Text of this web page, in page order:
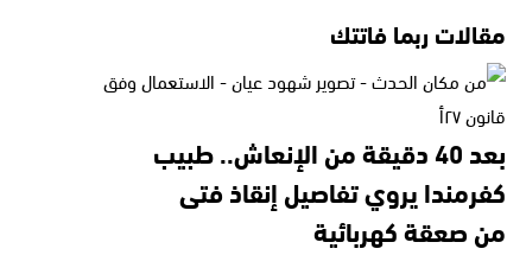
مقالات ربما فاتتك
بعد 40 دقيقة من الإنعاش.. طبيب
كفرمندا يروي تفاصيل إنقاذ فتى
من صعقة كهربائية